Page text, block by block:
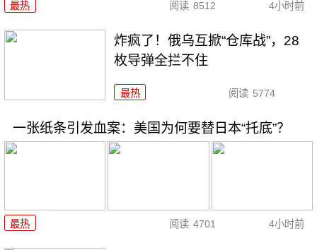
最热 阅读 8512 4小时前
炸疯了！俄乌互掀“仓库战”，28
枚导弹全拦不住
最热 阅读 5774
一张纸条引发血案：美国为何要替日本“托底”？
最热 阅读 4701 4小时前